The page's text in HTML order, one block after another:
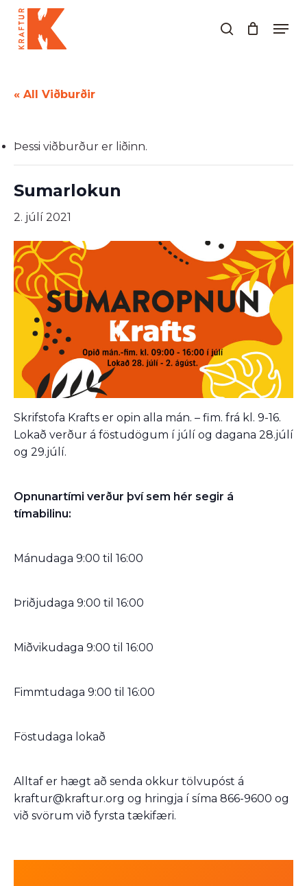
Skip
main
search
« All Viðburðir
Þessi viðburður er liðinn.
Sumarlokun
2. júlí 2021
Skrifstofa Krafts er opin alla mán. – fim. frá kl. 9-16.
Lokað verður á föstudögum í júlí og dagana 28.júlí
og 29.júlí.
Opnunartími verður því sem hér segir á
tímabilinu:
Mánudaga 9:00 til 16:00
Þriðjudaga 9:00 til 16:00
Miðvikudaga 9:00 til 16:00
Fimmtudaga 9:00 til 16:00
Föstudaga lokað
Alltaf er hægt að senda okkur tölvupóst á
kraftur@kraftur.org og hringja í síma 866-9600 og
við svörum við fyrsta tækifæri.